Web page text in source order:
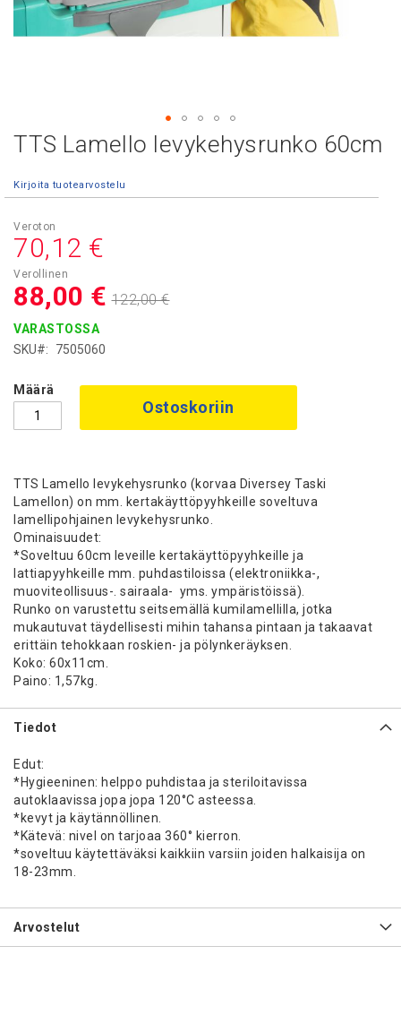
TTS Lamello levykehysrunko 60cm
Kirjoita tuotearvostelu
Asiakashinta
88,00 €
70,12 €
122,00 €
VARASTOSSA
SKU
7505060
Määrä
Ostoskoriin
TTS Lamello levykehysrunko (korvaa Diversey Taski
Lamellon) on mm. kertakäyttöpyyhkeille soveltuva
lamellipohjainen levykehysrunko.
Ominaisuudet:
*Soveltuu 60cm leveille kertakäyttöpyyhkeille ja
lattiapyyhkeille mm. puhdastiloissa (elektroniikka-,
muoviteollisuus-. sairaala- yms. ympäristöissä).
Runko on varustettu seitsemällä kumilamellilla, jotka
mukautuvat täydellisesti mihin tahansa pintaan ja takaavat
erittäin tehokkaan roskien- ja pölynkeräyksen.
Koko: 60x11cm.
Paino: 1,57kg.
Skip
beginning
the
images
gallery
Tiedot
Edut:
*Hygieeninen: helppo puhdistaa ja steriloitavissa
autoklaavissa jopa jopa 120°C asteessa.
*kevyt ja käytännöllinen.
*Kätevä: nivel on tarjoaa 360° kierron.
*soveltuu käytettäväksi kaikkiin varsiin joiden halkaisija on
18-23mm.
Arvostelut